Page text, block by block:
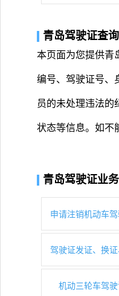
青岛驾驶证查
本页面为您提供青
编号、驾驶证号、
员的未处理违法的
状态等信息。如不
青岛驾驶证业
申请注销机动车
驾驶证发证、换
机动三轮车驾